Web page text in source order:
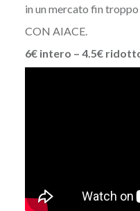
in un mercato fin
CON AIACE.
6€ intero – 4.5€